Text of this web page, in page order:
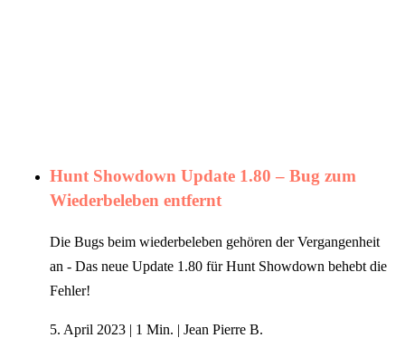
Hunt Showdown Update 1.80 – Bug zum
Wiederbeleben entfernt
Die Bugs beim wiederbeleben gehören der Vergangenheit
an - Das neue Update 1.80 für Hunt Showdown behebt die
Fehler!
5. April 2023 | 1 Min. | Jean Pierre B.